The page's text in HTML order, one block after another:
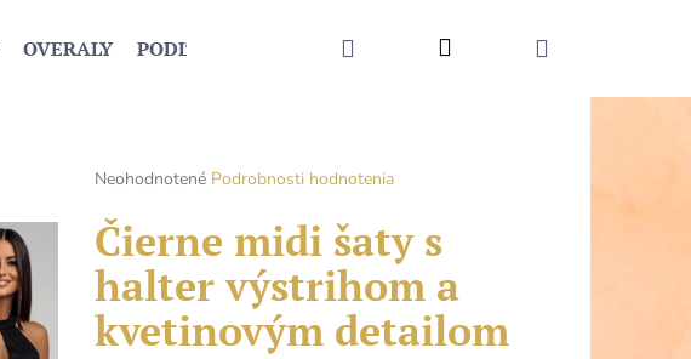
OVERALY PODĽA UDALOSTI MÓDNE DOPLNKY
HĽADAŤPrihlásenie
Priemerné
produktu
je
0,0
z
5
hviezdičiek.
Neohodnotené Podrobnosti hodnotenia
Čierne midi šaty s
halter výstrihom a
kvetinovým detailom